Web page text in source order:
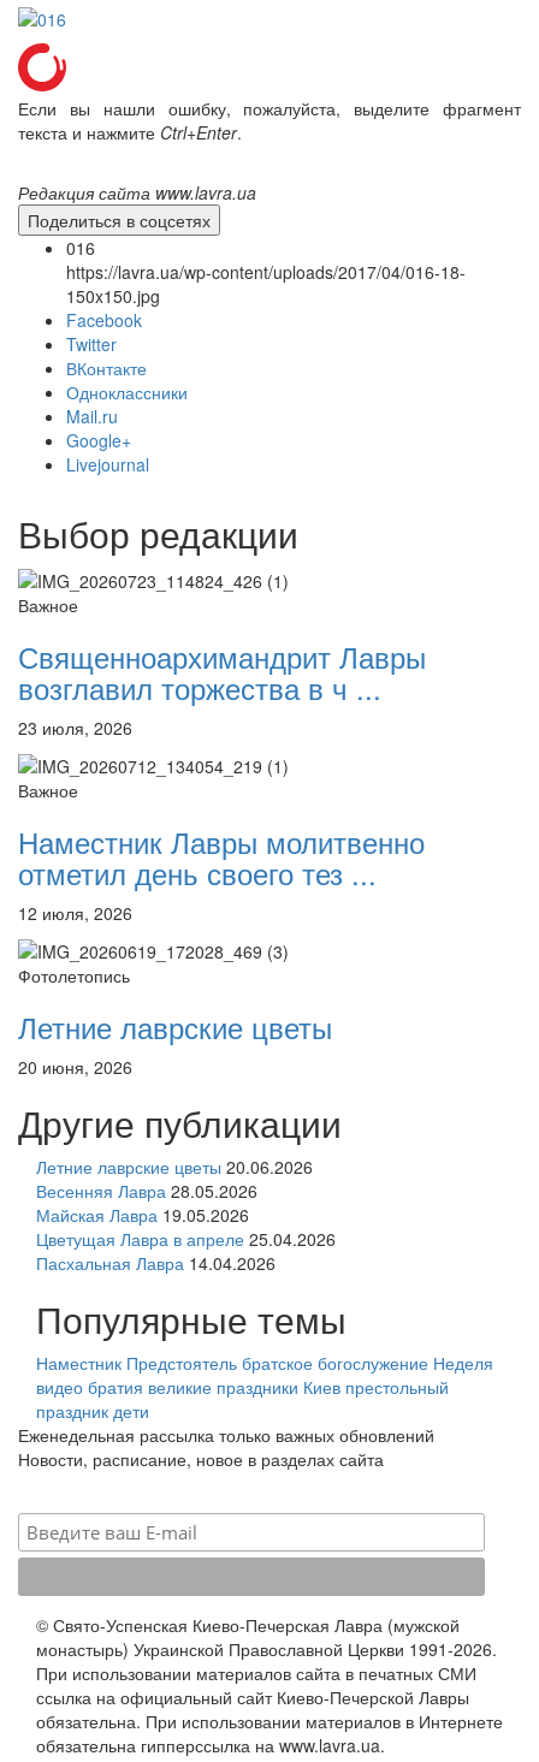
Онлайн трансляции
12 сентября 2015
12 сентября 2015
12 сентября 2015Название трансляции
12 сентября 2015 Название трансляции
12 сентября 2015Название трансляции
12 сентября 2015
Перейти к архиву
Если вы нашли ошибку, пожалуйста, выделите фрагмент
текста и нажмите Ctrl+Enter.
Редакция сайта www.lavra.ua
Поделиться в соцсетях
016
https://lavra.ua/wp-content/uploads/2017/04/016-18-
150x150.jpg
Facebook
Twitter
ВКонтакте
Одноклассники
Mail.ru
Google+
Livejournal
Выбор редакции
Важное
Священноархимандрит Лавры
возглавил торжества в ч ...
23 июля, 2026
Важное
Наместник Лавры молитвенно
отметил день своего тез ...
12 июля, 2026
Фотолетопись
Летние лаврские цветы
20 июня, 2026
Другие публикации
Летние лаврские цветы 20.06.2026
Весенняя Лавра 28.05.2026
Майская Лавра 19.05.2026
Цветущая Лавра в апреле 25.04.2026
Пасхальная Лавра 14.04.2026
Популярные темы
Наместник Предстоятель братское богослужение Неделя
видео братия великие праздники Киев престольный
праздник дети
Еженедельная рассылка только важных обновлений
Новости, расписание, новое в разделах сайта
© Свято-Успенская Киево-Печерская Лавра (мужской
монастырь) Украинской Православной Церкви 1991-2026.
При использовании материалов сайта в печатных СМИ
ссылка на официальный сайт Киево-Печерской Лавры
обязательна. При использовании материалов в Интернете
обязательна гипперссылка на www.lavra.ua.